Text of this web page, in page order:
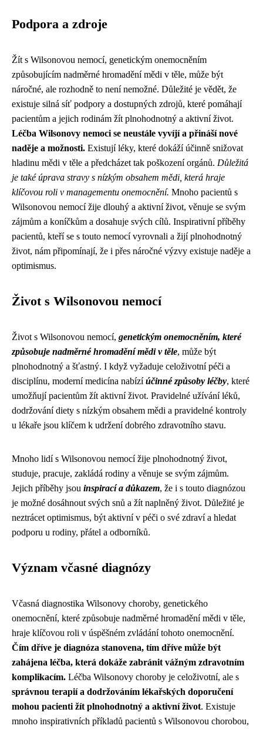
Podpora a zdroje
Žít s Wilsonovou nemocí, genetickým onemocněním
způsobujícím nadměrné hromadění mědi v těle, může být
náročné, ale rozhodně to není nemožné. Důležité je vědět, že
existuje silná síť podpory a dostupných zdrojů, které pomáhají
pacientům a jejich rodinám žít plnohodnotný a aktivní život.
Léčba Wilsonovy nemoci se neustále vyvíjí a přináší nové
naděje a možnosti. Existují léky, které dokáží účinně snižovat
hladinu mědi v těle a předcházet tak poškození orgánů. Důležitá
je také úprava stravy s nízkým obsahem mědi, která hraje
klíčovou roli v managementu onemocnění. Mnoho pacientů s
Wilsonovou nemocí žije dlouhý a aktivní život, věnuje se svým
zájmům a koníčkům a dosahuje svých cílů. Inspirativní příběhy
pacientů, kteří se s touto nemocí vyrovnali a žijí plnohodnotný
život, nám připomínají, že i přes náročné výzvy existuje naděje a
optimismus.
Život s Wilsonovou nemocí
Život s Wilsonovou nemocí, genetickým onemocněním, které
způsobuje nadměrné hromadění mědi v těle, může být
plnohodnotný a šťastný. I když vyžaduje celoživotní péči a
disciplínu, moderní medicína nabízíúčinné způsoby léčby, které
umožňují pacientům žít aktivní život. Pravidelné užívání léků,
dodržování diety s nízkým obsahem mědi a pravidelné kontroly
u lékaře jsou klíčem k udržení dobrého zdravotního stavu.
Mnoho lidí s Wilsonovou nemocí žije plnohodnotný život,
studuje, pracuje, zakládá rodiny a věnuje se svým zájmům.
Jejich příběhy jsou inspirací a důkazem, že i s touto diagnózou
je možné dosáhnout svých snů a žít naplněný život. Důležité je
neztrácet optimismus, být aktivní v péči o své zdraví a hledat
podporu u rodiny, přátel a odborníků.
Význam včasné diagnózy
Včasná diagnostika Wilsonovy choroby, genetického
onemocnění, které způsobuje nadměrné hromadění mědi v těle,
hraje klíčovou roli v úspěšném zvládání tohoto onemocnění.
Čím dříve je diagnóza stanovena, tím dříve může být
zahájena léčba, která dokáže zabránit vážným zdravotním
komplikacím. Léčba Wilsonovy choroby je celoživotní, ale s
správnou terapií a dodržováním lékařských doporučení
mohou pacienti žít plnohodnotný a aktivní život. Existuje
mnoho inspirativních příkladů pacientů s Wilsonovou chorobou,